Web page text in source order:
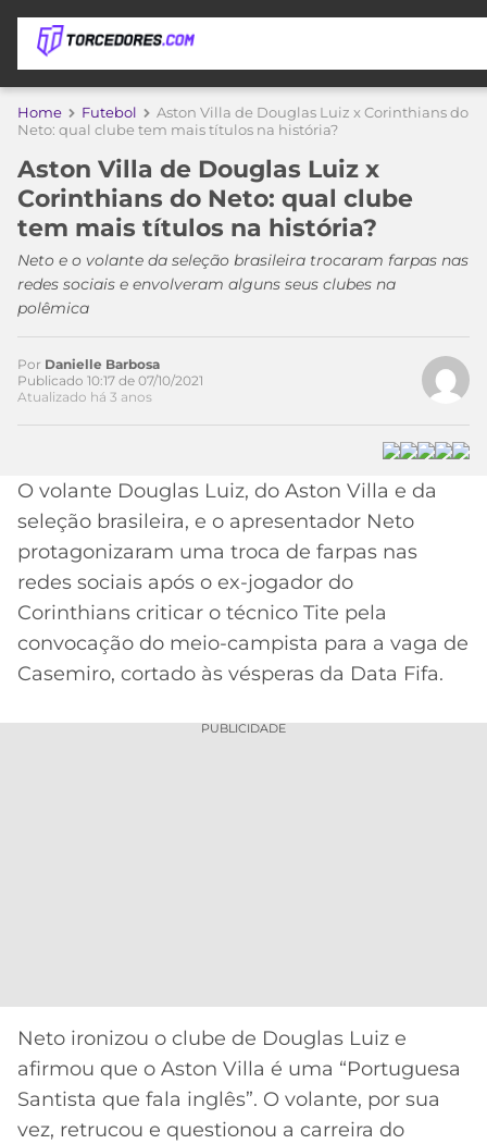
APOSTAS
DE
APOSTA
MELHORES
SITES
DE
APOSTAS
2026
CÓDIGO
DE
INDICAÇÃO
BET365
CÓDIGO
BETANO
ONLINE
2026
COPA
DO
MUNDO
TIMES
MEU
TIME
CORINTHIANS
SÃO
PAULO
SANTOS
FLAMENGO
GRÊMIO
ATLÉTICO
MG
CAMPEONATOS
A
LIBERTADORES
COPA
BRASIL
LALIGA
MERCADO
DA
BOLA
PALPITES
Home Futebol
Aston Villa de Douglas Luiz x Corinthians do
Neto: qual clube tem mais títulos na história?
Aston Villa de Douglas Luiz x
Corinthians do Neto: qual clube
tem mais títulos na história?
Neto e o volante da seleção brasileira trocaram farpas nas
redes sociais e envolveram alguns seus clubes na
polêmica
Por Danielle Barbosa
Publicado 10:17 de 07/10/2021
Atualizado há 3 anos
O volante Douglas Luiz, do Aston Villa e da
seleção brasileira, e o apresentador Neto
protagonizaram uma troca de farpas nas
redes sociais após o ex-jogador do
Corinthians criticar o técnico Tite pela
convocação do meio-campista para a vaga de
Casemiro, cortado às vésperas da Data Fifa.
PUBLICIDADE
Neto ironizou o clube de Douglas Luiz e
afirmou que o Aston Villa é uma “Portuguesa
Santista que fala inglês”. O volante, por sua
vez, retrucou e questionou a carreira do